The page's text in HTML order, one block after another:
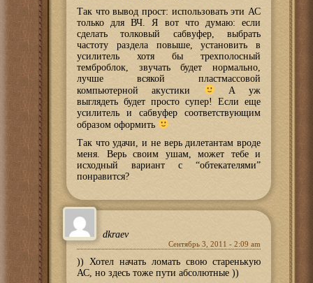
Так что вывод прост: использовать эти АС
только для ВЧ. Я вот что думаю: если
сделать толковый сабвуфер, выбрать
частоту раздела повыше, установить в
усилитель хотя бы трехполосный
темброблок, звучать будет нормально,
лучше всякой пластмассовой
компьютерной акустики
А уж
выглядеть будет просто супер! Если еще
усилитель и сабвуфер соответствующим
образом оформить
Так что удачи, и не верь дилетантам вроде
меня. Верь своим ушам, может тебе и
исходный вариант с “обтекателями”
понравится?
dkraev
Сентябрь 3, 2011 - 2:09 am
)) Хотел начать ломать свою старенькую
АС, но здесь тоже пути абсолютные ))